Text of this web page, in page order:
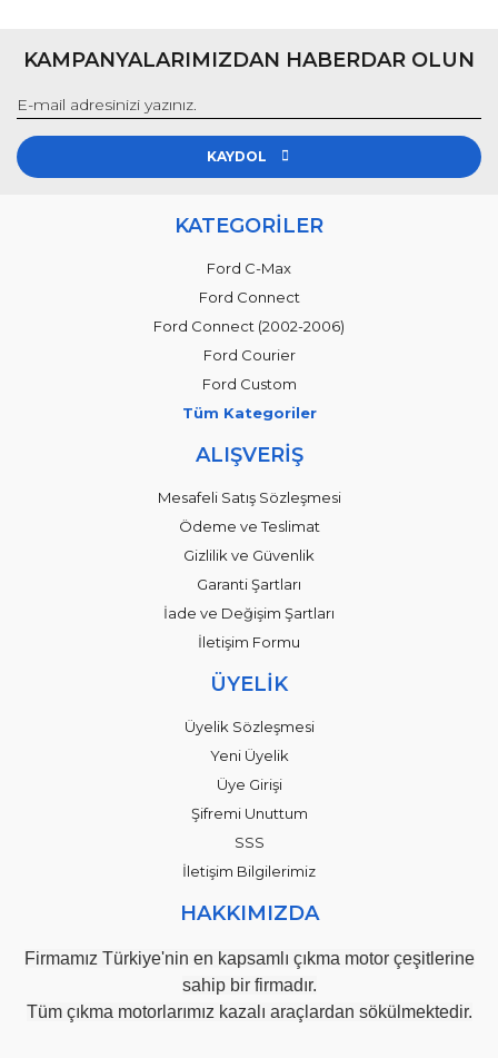
KAMPANYALARIMIZDAN HABERDAR OLUN
KAYDOL
KATEGORİLER
Ford C-Max
Ford Connect
Ford Connect (2002-2006)
Ford Courier
Ford Custom
Tüm Kategoriler
ALIŞVERİŞ
Mesafeli Satış Sözleşmesi
Ödeme ve Teslimat
Gizlilik ve Güvenlik
Garanti Şartları
İade ve Değişim Şartları
İletişim Formu
ÜYELİK
Üyelik Sözleşmesi
Yeni Üyelik
Üye Girişi
Şifremi Unuttum
SSS
İletişim Bilgilerimiz
HAKKIMIZDA
Firmamız Türkiye'nin en kapsamlı çıkma motor çeşitlerine
sahip bir firmadır.
Tüm çıkma motorlarımız kazalı araçlardan sökülmektedir.